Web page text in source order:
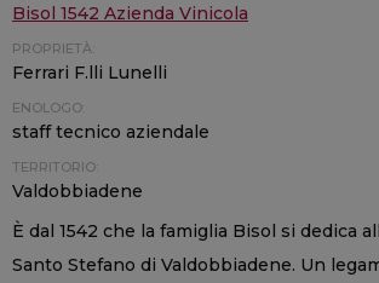
Bisol 1542 Azienda Vinicola
PROPRIETÀ:
Ferrari F.lli Lunelli
ENOLOGO:
staff tecnico aziendale
TERRITORIO:
Valdobbiadene
È dal 1542 che la famiglia Bisol si dedica
Santo Stefano di Valdobbiadene. Un